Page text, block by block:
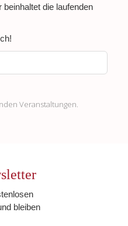
die laufenden
Veranstaltungen.
bleiben